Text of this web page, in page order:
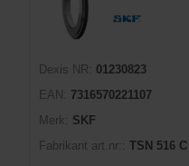
Dexis NR:
01230823
EAN:
7316570221107
Merk:
SKF
Fabrikant art.nr::
TSN 516 C